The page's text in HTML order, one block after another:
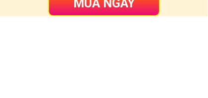
MUA NGAY
VỀ UNIE VIỆT NAM